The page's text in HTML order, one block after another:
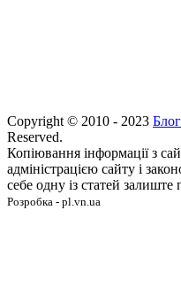
Copyright © 2010 - 2023
Reserved.
Копіювання інформації з
адміністрацією сайту і
себе одну із статей
Розробка - pl.vn.ua